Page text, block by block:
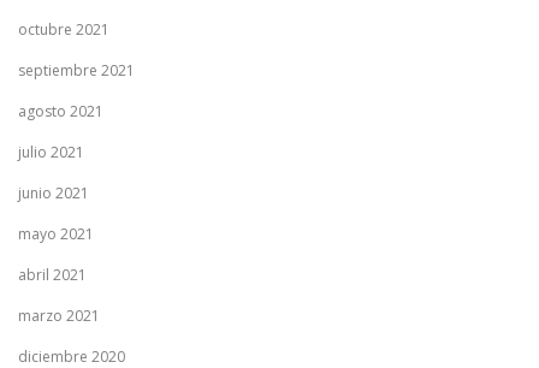
octubre 2021
septiembre 2021
agosto 2021
julio 2021
junio 2021
mayo 2021
abril 2021
marzo 2021
diciembre 2020